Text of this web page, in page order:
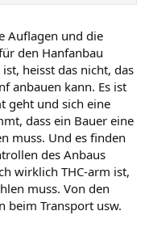
Auflagen und die
den Hanfanbau
heisst das nicht, das
anbauen kann. Es ist
geht und sich eine
dass ein Bauer eine
muss. Und es finden
des Anbaus
wirklich THC-arm ist,
muss. Von den
beim Transport usw.